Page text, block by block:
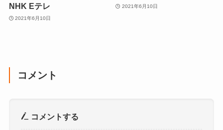
NHK Eテレ
2021年6月10日
2021年6月10日
コメント
コメントする